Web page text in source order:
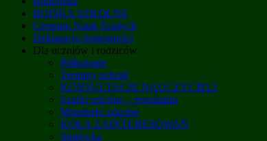
BOISKA SZKOLNE
Centrum Nauk Ścisłych
Deklaracja dostępności
Dla uczniów i rodziców
Półkolonie
Terminy zebrań
KONSULTACJE NAUCZYCIELI
Szafki szkolne – regulamin
Mundurki szkolne
KOŁA ZAINTERESOWAŃ
Stołówka